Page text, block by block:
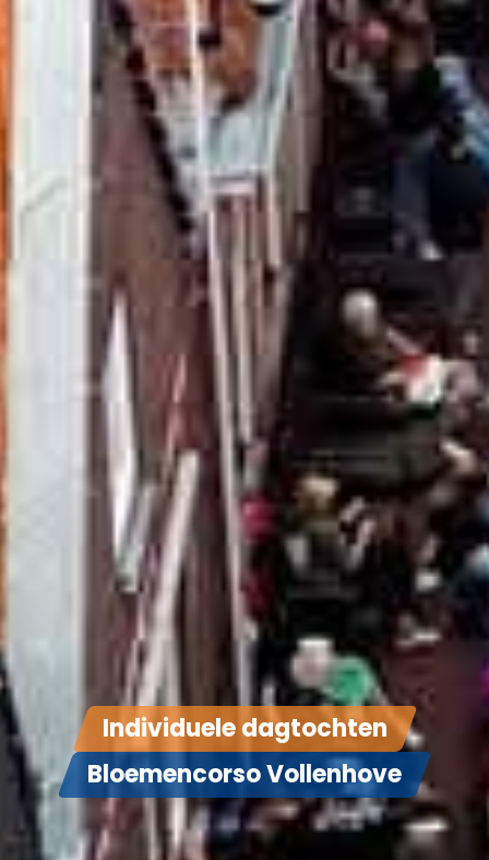
Individuele dagtochten
Bloemencorso Vollenhove